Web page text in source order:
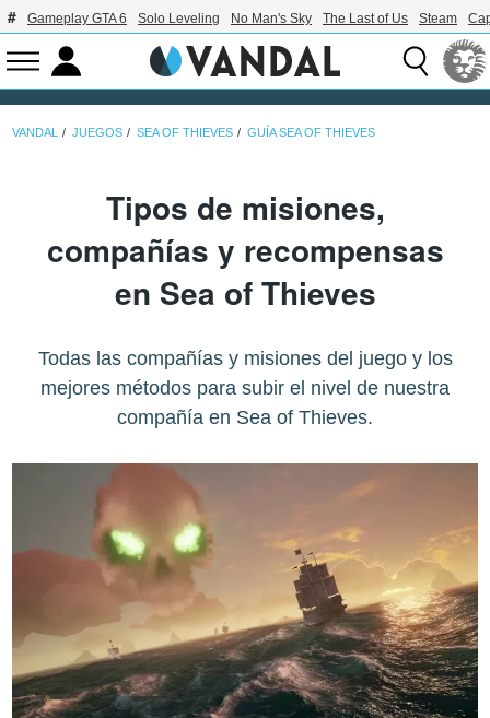
Gameplay GTA 6 Solo Leveling No Man's Sky The Last of Us Steam
VANDAL JUEGOS SEA OF THIEVES GUÍA SEA OF THIEVES
Tipos de misiones,
compañías y recompensas
en Sea of Thieves
Todas las compañías y misiones del juego y los
mejores métodos para subir el nivel de nuestra
compañía en Sea of Thieves.